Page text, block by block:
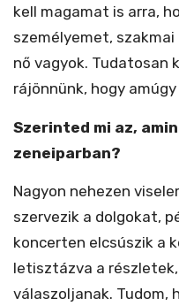
kell magamat is arra,
személyemet,
nő vagyok. Tudatosan
rájönnünk, hogy
Szerinted mi az,
zeneiparban?
Nagyon nehezen
szervezik a dolgokat,
koncerten elcsúszik a
letisztázva a
válaszoljanak. Tudom,